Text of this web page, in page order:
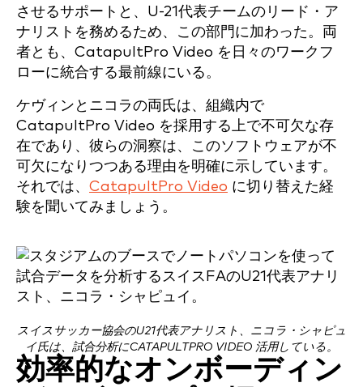
させるサポートと、U-21代表チームのリード・ア
ナリストを務めるため、この部門に加わった。両
者とも、CatapultPro Video を日々のワークフ
ローに統合する最前線にいる。
ケヴィンとニコラの両氏は、組織内で
CatapultPro Video を採用する上で不可欠な存
在であり、彼らの洞察は、このソフトウェアが不
可欠になりつつある理由を明確に示しています。
それでは、 CatapultPro Video に切り替えた経
験を聞いてみましょう。
スイスサッカー協会のU21代表アナリスト、ニコラ・シャピュ
イ氏は、試合分析にCATAPULTPRO VIDEO 活用している。
効率的なオンボーディン